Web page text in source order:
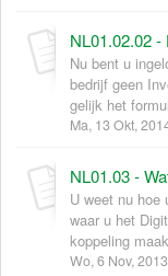
NL01.02.02
Nu bent u
bedrijf geen
gelijk het
Ma, 13 Okt,
NL01.03 -
U weet nu hoe
waar u het
koppeling
Wo, 6 Nov,